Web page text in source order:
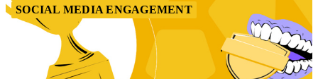
SOCIAL MEDIA ENGAGEMENT